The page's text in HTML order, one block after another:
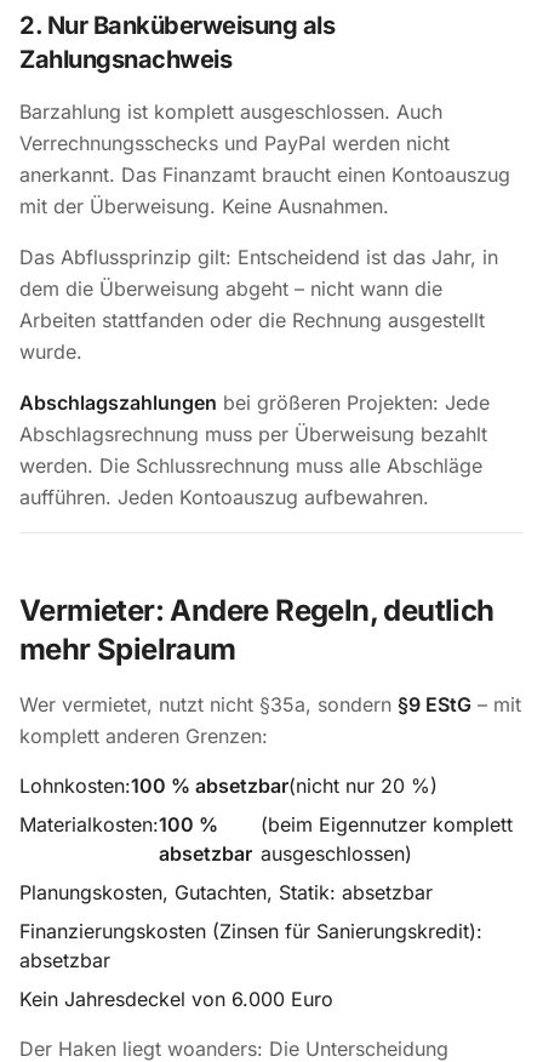
2. Nur Banküberweisung als
Zahlungsnachweis
Barzahlung ist komplett ausgeschlossen. Auch
Verrechnungsschecks und PayPal werden nicht
anerkannt. Das Finanzamt braucht einen Kontoauszug
mit der Überweisung. Keine Ausnahmen.
Das Abflussprinzip gilt: Entscheidend ist das Jahr, in
dem die Überweisung abgeht – nicht wann die
Arbeiten stattfanden oder die Rechnung ausgestellt
wurde.
Abschlagszahlungen bei größeren Projekten: Jede
Abschlagsrechnung muss per Überweisung bezahlt
werden. Die Schlussrechnung muss alle Abschläge
aufführen. Jeden Kontoauszug aufbewahren.
Vermieter: Andere Regeln, deutlich
mehr Spielraum
Wer vermietet, nutzt nicht §35a, sondern §9 EStG – mit
komplett anderen Grenzen:
Lohnkosten:100 % absetzbar(nicht nur 20 %)
Materialkosten:100 %
absetzbar
(beim Eigennutzer komplett
ausgeschlossen)
Planungskosten, Gutachten, Statik: absetzbar
Finanzierungskosten (Zinsen für Sanierungskredit):
absetzbar
Kein Jahresdeckel von 6.000 Euro
Der Haken liegt woanders: Die Unterscheidung